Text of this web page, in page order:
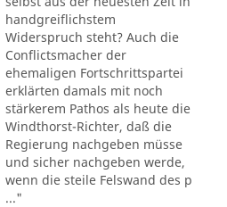
handgreiflichstem
Widerspruch steht? Auch die
Conflictsmacher der
ehemaligen Fortschrittspartei
erklärten damals mit noch
stärkerem Pathos als heute die
Windthorst-Richter, daß die
Regierung nachgeben müsse
und sicher nachgeben werde,
wenn die steile Felswand des p
..."